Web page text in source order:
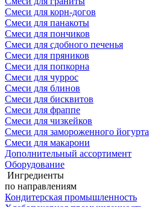
Смеси для корн-догов
Смеси для панакоты
Смеси для пончиков
Смеси для сдобного печенья
Смеси для пряников
Смеси для попкорна
Смеси для чуррос
Смеси для блинов
Смеси для бисквитов
Смеси для фраппе
Смеси для чизкейков
Смеси для замороженного йогурта
Смеси для макарони
Дополнительный ассортимент
Оборудование
Ингредиенты
по направлениям
Кондитерская промышленность